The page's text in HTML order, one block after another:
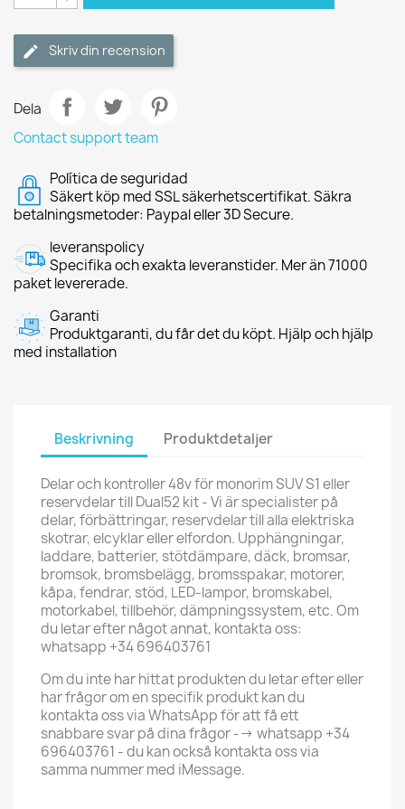
Skriv din recension
Dela
Contact support team
Política de seguridad
Säkert köp med SSL säkerhetscertifikat. Säkra
betalningsmetoder: Paypal eller 3D Secure.
leveranspolicy
Specifika och exakta leveranstider. Mer än 71000
paket levererade.
Garanti
Produktgaranti, du får det du köpt. Hjälp och hjälp
med installation
Beskrivning Produktdetaljer
Delar och kontroller 48v för monorim SUV S1 eller
reservdelar till Dual52 kit - Vi är specialister på
delar, förbättringar, reservdelar till alla elektriska
skotrar, elcyklar eller elfordon. Upphängningar,
laddare, batterier, stötdämpare, däck, bromsar,
bromsok, bromsbelägg, bromsspakar, motorer,
kåpa, fendrar, stöd, LED-lampor, bromskabel,
motorkabel, tillbehör, dämpningssystem, etc. Om
du letar efter något annat, kontakta oss:
whatsapp +34 696403761
Om du inte har hittat produkten du letar efter eller
har frågor om en specifik produkt kan du
kontakta oss via WhatsApp för att få ett
snabbare svar på dina frågor --> whatsapp +34
696403761 - du kan också kontakta oss via
samma nummer med iMessage.